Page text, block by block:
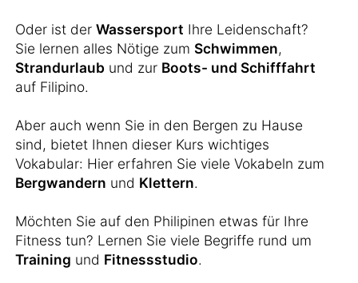
Oder ist der Wassersport Ihre Leidenschaft?
Sie lernen alles Nötige zum Schwimmen,
Strandurlaub und zur Boots- und Schifffahrt
auf Filipino.
Aber auch wenn Sie in den Bergen zu Hause
sind, bietet Ihnen dieser Kurs wichtiges
Vokabular: Hier erfahren Sie viele Vokabeln zum
Bergwandern und Klettern.
Möchten Sie auf den Philipinen etwas für Ihre
Fitness tun? Lernen Sie viele Begriffe rund um
Training und Fitnessstudio.